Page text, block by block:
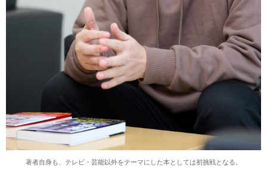
著者自身も、テレビ・芸能以外をテーマにした本としては初挑戦となる。